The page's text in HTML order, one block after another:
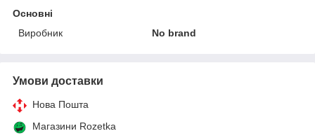
Основні
Виробник
No brand
Умови доставки
Нова Пошта
Магазини Rozetka